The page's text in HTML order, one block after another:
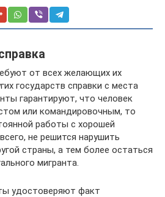
от всех желающих их
государств справки с места
гарантируют, что человек
или командировочным, то
работы с хорошей
не решится нарушить
страны, а тем более остаться
мигранта.
удостоверяют факт